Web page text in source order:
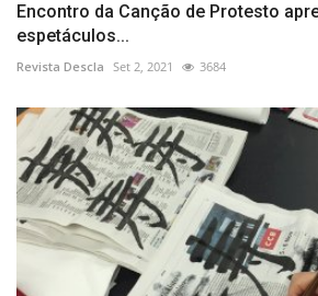
Encontro da Canção de Protesto
espetáculos...
Revista Descla Set 2, 2021 3684